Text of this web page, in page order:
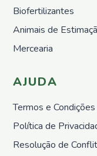
Biofertilizantes
Animais de
Mercearia
AJUDA
Termos e Condições
Política de
Resolução de